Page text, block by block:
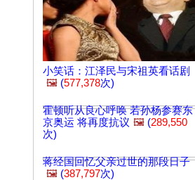
小笑话：江泽民与宋祖英看话剧
🖼️ (577,378次)
霍顿听从良心呼唤 若孙杨参赛东
京奥运 将再度抗议 🖼️ (289,550
次)
蒋经国回忆父亲过世的那段日子
🖼️ (387,797次)